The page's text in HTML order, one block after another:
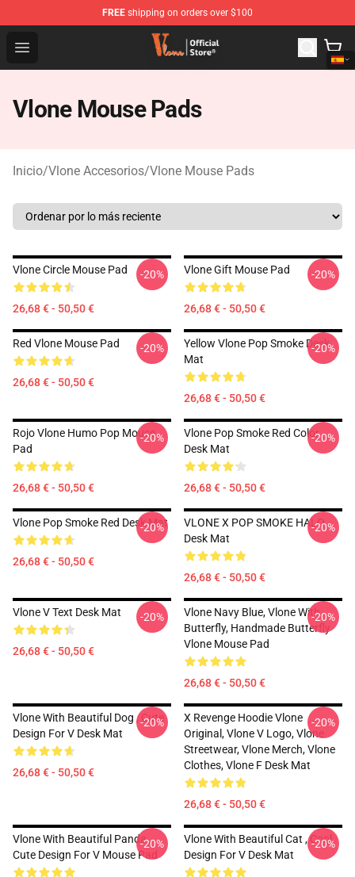
FREE shipping on orders over $100
Open menu
Vlone Shop - Official Vlone Merchandise Store
Vlone Mouse Pads
Inicio/Vlone Accesorios/Vlone Mouse Pads
Vlone Circle Mouse Pad
26,68 € - 50,50 €
-20% Vlone Gift Mouse Pad
26,68 € - 50,50 €
-20%
Red Vlone Mouse Pad
26,68 € - 50,50 €
-20%
Yellow Vlone Pop Smoke Desk
Mat
26,68 € - 50,50 €
-20%
Rojo Vlone Humo Pop Mouse
Pad
26,68 € - 50,50 €
-20%
Vlone Pop Smoke Red Color
Desk Mat
26,68 € - 50,50 €
-20%
Vlone Pop Smoke Red Desk Mat
26,68 € - 50,50 €
-20%
VLONE X POP SMOKE HALO
Desk Mat
26,68 € - 50,50 €
-20%
Vlone V Text Desk Mat
26,68 € - 50,50 €
-20%
Vlone Navy Blue, Vlone With
Butterfly, Handmade Butterfly
Vlone Mouse Pad
26,68 € - 50,50 €
-20%
Vlone With Beautiful Dog , Cute
Design For V Desk Mat
26,68 € - 50,50 €
-20%
X Revenge Hoodie Vlone
Original, Vlone V Logo, Vlone
Streetwear, Vlone Merch, Vlone
Clothes, Vlone F Desk Mat
26,68 € - 50,50 €
-20%
Vlone With Beautiful Panda ,
Cute Design For V Mouse Pad
-20%
Vlone With Beautiful Cat , Cool
Design For V Desk Mat
-20%